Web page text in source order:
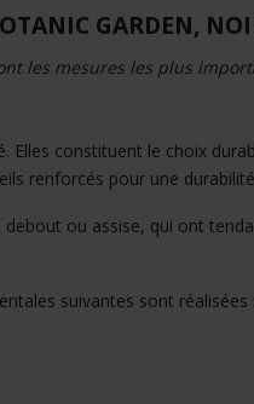
GARDEN,
les mesures les plus
constituent le choix
renforcés pour une
ou assise, qui ont
suivantes sont réalisées :